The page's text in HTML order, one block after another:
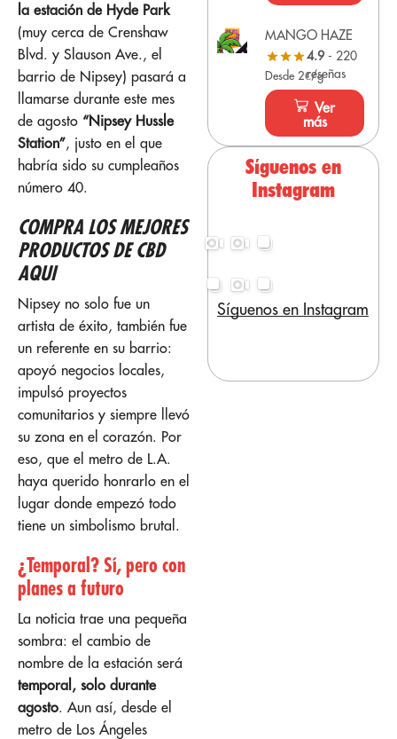
la estación de Hyde Park
(muy cerca de Crenshaw
Blvd. y Slauson Ave., el
barrio de Nipsey) pasará a
llamarse durante este mes
de agosto “Nipsey Hussle
Station”, justo en el que
habría sido su cumpleaños
número 40.
COMPRA LOS MEJORES
PRODUCTOS DE CBD
AQUI
Nipsey no solo fue un
artista de éxito, también fue
un referente en su barrio:
apoyó negocios locales,
impulsó proyectos
comunitarios y siempre llevó
su zona en el corazón. Por
eso, que el metro de L.A.
haya querido honrarlo en el
lugar donde empezó todo
tiene un simbolismo brutal.
¿Temporal? Sí, pero con
planes a futuro
La noticia trae una pequeña
sombra: el cambio de
nombre de la estación será
temporal, solo durante
agosto. Aun así, desde el
metro de Los Ángeles
MANGO HAZE
4.9- 220
reseñas
Desde 2€/g
Ver
más
Síguenos en
Instagram
Síguenos en Instagram